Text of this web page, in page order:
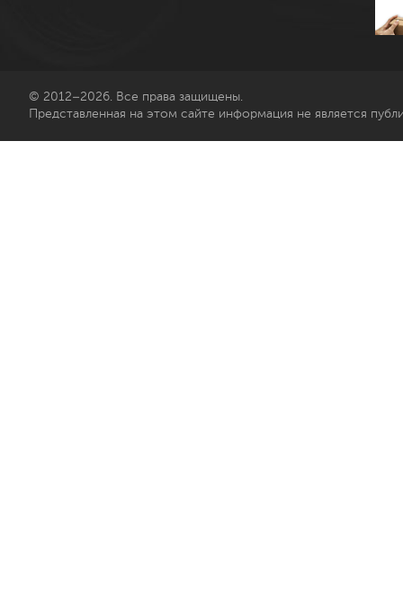
© 2012–2026. Все права защищены.
Представленная на этом сайте информация не является